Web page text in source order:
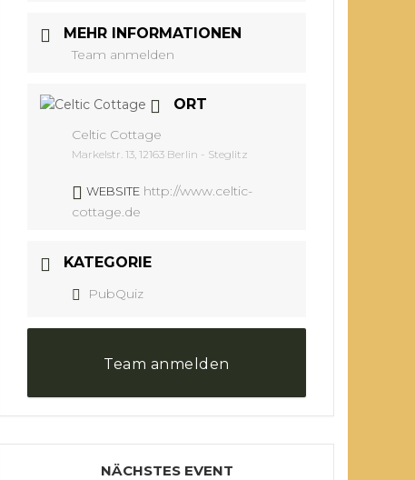
MEHR INFORMATIONEN
Team anmelden
ORT
Celtic Cottage
Markelstr. 13, 12163 Berlin - Steglitz
WEBSITE http://www.celtic-
cottage.de
KATEGORIE
PubQuiz
Team anmelden
NÄCHSTES EVENT